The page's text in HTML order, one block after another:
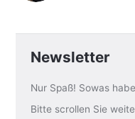
Newsletter
Nur Spaß! Sowas
Bitte scrollen Sie